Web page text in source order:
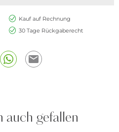
Kauf auf Rechnung
30 Tage Rückgaberecht
auch gefallen